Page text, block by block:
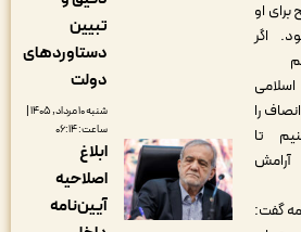
دستاوردهای
شنبه ۱۰ مرداد, ۱۴۰۵ |
ابلاغ
اصلاحیه
آیین‌نامه